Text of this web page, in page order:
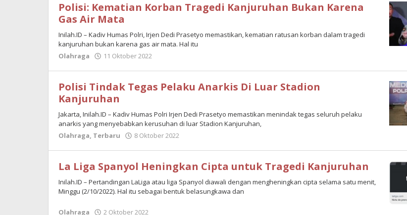
Polisi: Kematian Korban Tragedi Kanjuruhan Bukan Karena
Gas Air Mata
Inilah.ID – Kadiv Humas Polri, Irjen Dedi Prasetyo memastikan, kematian ratusan korban dalam tragedi
kanjuruhan bukan karena gas air mata. Hal itu
Olahraga
11 Oktober 2022
Polisi Tindak Tegas Pelaku Anarkis Di Luar Stadion
Kanjuruhan
Jakarta, Inilah.ID – Kadiv Humas Polri Irjen Dedi Prasetyo memastikan menindak tegas seluruh pelaku
anarkis yang menyebabkan kerusuhan di luar Stadion Kanjuruhan,
Olahraga, Terbaru 8 Oktober 2022
La Liga Spanyol Heningkan Cipta untuk Tragedi Kanjuruhan
Inilah.ID – Pertandingan LaLiga atau liga Spanyol diawali dengan mengheningkan cipta selama satu menit,
Minggu (2/10/2022). Hal itu sebagai bentuk belasungkawa dan
Olahraga 2 Oktober 2022